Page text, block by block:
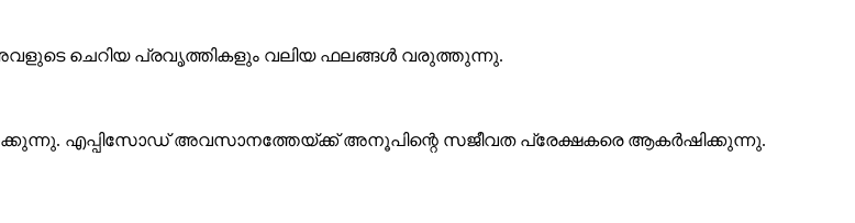
ചെറിയ പ്രവൃത്തികളും വലിയ ഫലങ്ങൾ വരുത്തുന്നു.
എപ്പിസോഡ് അവസാനത്തേയ്ക്ക് അനൂപിന്റെ സജീവത പ്രേക്ഷകരെ ആകർഷിക്കുന്നു.